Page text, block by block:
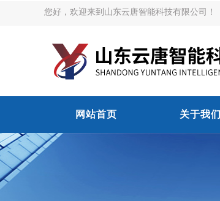
您好，欢迎来到山东云唐智能科技有限公司！
网站首页 关于我们